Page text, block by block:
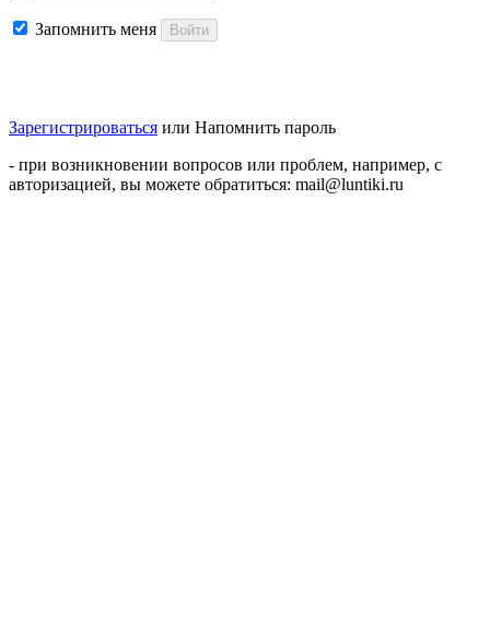
Запомнить меня Войти
Зарегистрироваться или Напомнить пароль
- при возникновении вопросов или проблем, например, с
авторизацией, вы можете обратиться: mail@luntiki.ru